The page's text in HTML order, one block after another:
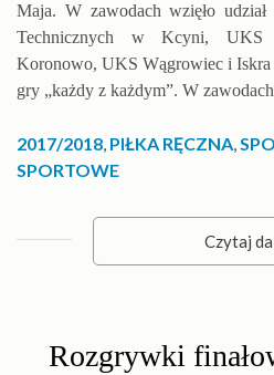
Maja. W zawodach wzięło
Technicznych w Kcyni, UKS
Koronowo, UKS Wągrowiec i Iskra
gry „każdy z każdym”. W
2017/2018, PIŁKA RĘCZNA,
SPORTOWE
Czytaj
Rozgrywki